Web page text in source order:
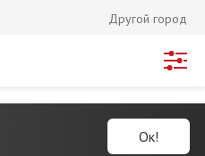
Другой город
Ок!